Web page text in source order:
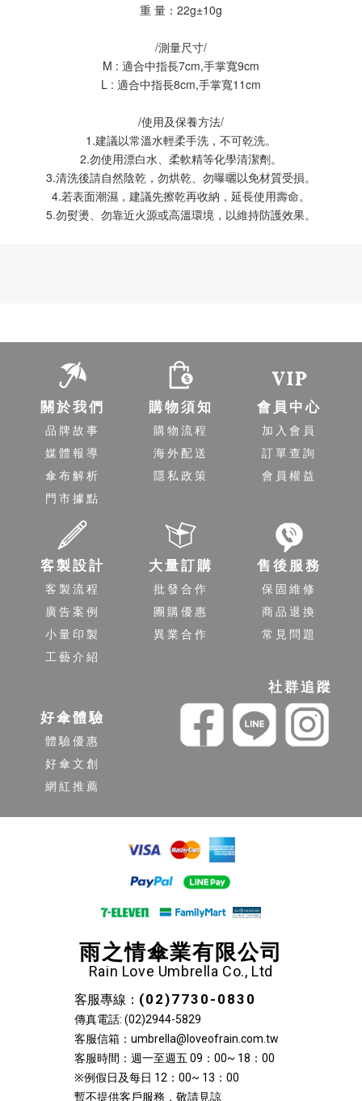
重 量：22g±10g
/測量尺寸/
M : 適合中指長7cm,手掌寬9cm
L : 適合中指長8cm,手掌寬11cm
/使用及保養方法/
1.建議以常溫水輕柔手洗，不可乾洗。
2.勿使用漂白水、柔軟精等化學清潔劑。
3.清洗後請自然陰乾，勿烘乾、勿曝曬以免材質受損。
4.若表面潮濕，建議先擦乾再收納，延長使用壽命。
5.勿熨燙、勿靠近火源或高溫環境，以維持防護效果。
關於我們
品牌故事
媒體報導
傘布解析
門市據點
購物須知
購物流程
海外配送
隱私政策
會員中心
加入會員
訂單查詢
會員權益
客製設計
客製流程
廣告案例
小量印製
工藝介紹
大量訂購
批發合作
團購優惠
異業合作
售後服務
保固維修
商品退換
常見問題
好傘體驗
體驗優惠
好傘文創
網紅推薦
社群追蹤
雨之情傘業有限公司
Rain Love Umbrella Co., Ltd
客服專線： (02)7730-0830
傳真電話: (02)2944-5829
客服信箱：umbrella@loveofrain.com.tw
客服時間：週一至週五 09：00~ 18：00
※例假日及每日 12：00~ 13：00
暫不提供客戶服務，敬請見諒